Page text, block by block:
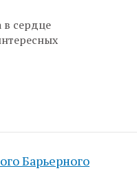
сердце
Барьерного